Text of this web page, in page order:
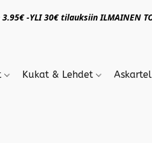
3.95€ -YLI 30€ tilauksiin
Kukat & Lehdet